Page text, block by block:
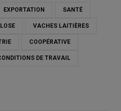
EXPORTATION SANTÉ
VACHES LAITIÈRES
COOPÉRATIVE
DE TRAVAIL